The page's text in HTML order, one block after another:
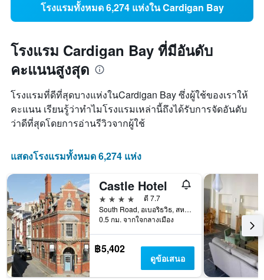
โรงแรมทั้งหมด 6,274 แห่งใน Cardigan Bay
โรงแรม Cardigan Bay ที่มีอันดับ
คะแนนสูงสุด
โรงแรมที่ดีที่สุดบางแห่งในCardigan Bay ซึ่งผู้ใช้ของเราให้
คะแนน เรียนรู้ว่าทำไมโรงแรมเหล่านี้ถึงได้รับการจัดอันดับ
ว่าดีที่สุดโดยการอ่านรีวิวจากผู้ใช้
แสดงโรงแรมทั้งหมด 6,274 แห่ง
Castle Hotel
4 ดาว
ดี 7.7
South Road, อเบอริธวิธ, สหราชอาณาจักร
0.5 กม. จากใจกลางเมือง
฿5,402
ดูข้อเสนอ